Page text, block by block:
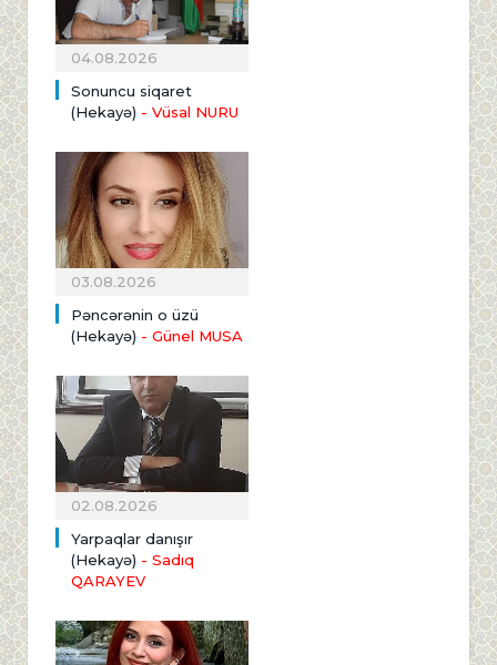
04.08.2026
Sonuncu siqaret
(Hekayə) - Vüsal NURU
03.08.2026
Pəncərənin o üzü
(Hekayə) - Günel MUSA
02.08.2026
Yarpaqlar danışır
(Hekayə) - Sadıq
QARAYEV